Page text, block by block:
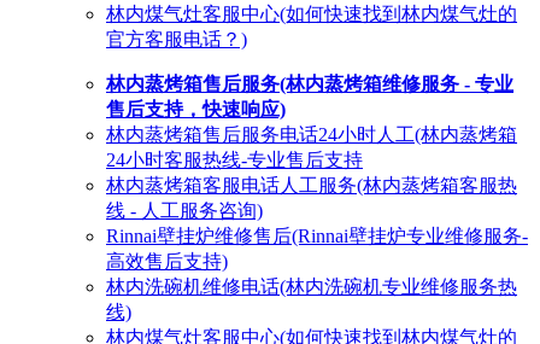
林内煤气灶客服中心(如何快速找到林内煤气灶的
官方客服电话？)
林内蒸烤箱售后服务(林内蒸烤箱维修服务 - 专业
售后支持，快速响应)
林内蒸烤箱售后服务电话24小时人工(林内蒸烤箱
24小时客服热线-专业售后支持
林内蒸烤箱客服电话人工服务(林内蒸烤箱客服热
线 - 人工服务咨询)
Rinnai壁挂炉维修售后(Rinnai壁挂炉专业维修服务-
高效售后支持)
林内洗碗机维修电话(林内洗碗机专业维修服务热
线)
林内煤气灶客服中心(如何快速找到林内煤气灶的